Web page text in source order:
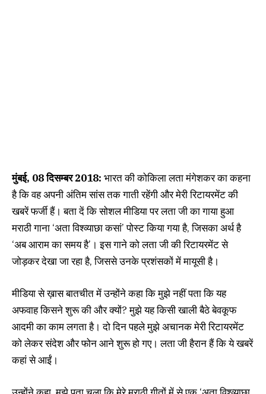
मुंबई, 08 दिसम्बर 2018: भारत की कोकिला लता मंगेशकर का कहना
है कि वह अपनी अंतिम सांस तक गाती रहेंगी और मेरी रिटायरमेंट की
खबरें फर्जी हैं। बता दें कि सोशल मीडिया पर लता जी का गाया हुआ
मराठी गाना ‘अता विश्व्याछा कसां’ पोस्ट किया गया है, जिसका अर्थ है
‘अब आराम का समय है’। इस गाने को लता जी की रिटायरमेंट से
जोड़कर देखा जा रहा है, जिससे उनके प्रशंसकों में मायूसी है।
मीडिया से ख़ास बातचीत में उन्होंने कहा कि मुझे नहीं पता कि यह
अफवाह किसने शुरू की और क्यों? मुझे यह किसी खाली बैठे बेवकूफ
आदमी का काम लगता है। दो दिन पहले मुझे अचानक मेरी रिटायरमेंट
को लेकर संदेश और फोन आने शुरू हो गए। लता जी हैरान हैं कि ये खबरें
कहां से आईं।